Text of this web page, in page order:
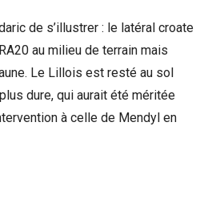
de s’illustrer : le latéral croate
au milieu de terrain mais
Le Lillois est resté au sol
dure, qui aurait été méritée
à celle de Mendyl en